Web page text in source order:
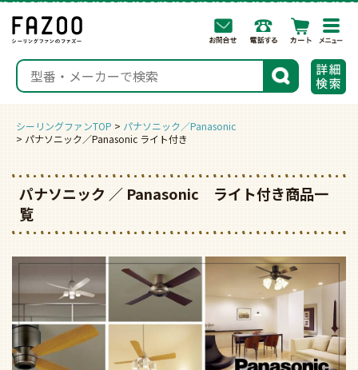
検索
シーリングファンTOP
パナソニック／Panasonic
パナソニック／Panasonic ライト付き
パナソニック ／ Panasonic ライト付き商品一
覧